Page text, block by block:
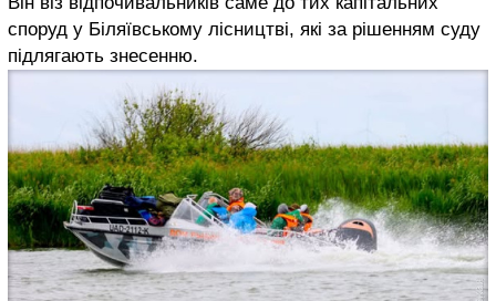
споруд у Біляївському лісництві, які за рішенням суду
підлягають знесенню.